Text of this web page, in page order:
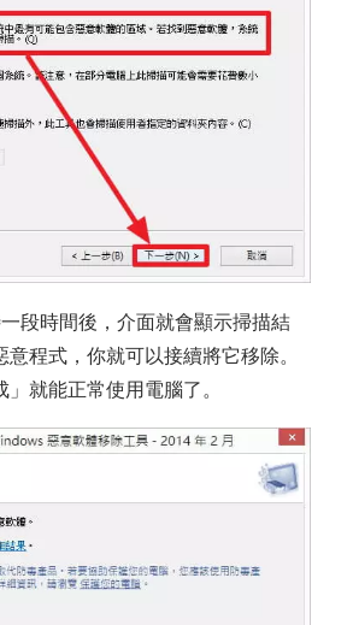
段時間後，介面就會顯示掃描結
程式，你就可以接續將它移除。
就能正常使用電腦了。